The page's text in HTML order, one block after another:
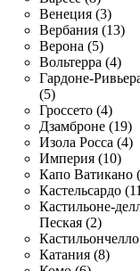
Венеция (3)
Вербания (13)
Верона (5)
Вольтерра (4)
Гардоне-
(5)
Гроссето (4)
Дзамброне (19)
Изола Росса (4)
Империя (10)
Капо Ватикано
Кастельсардо
Кастильоне-
Пеская (2)
Катания (8)